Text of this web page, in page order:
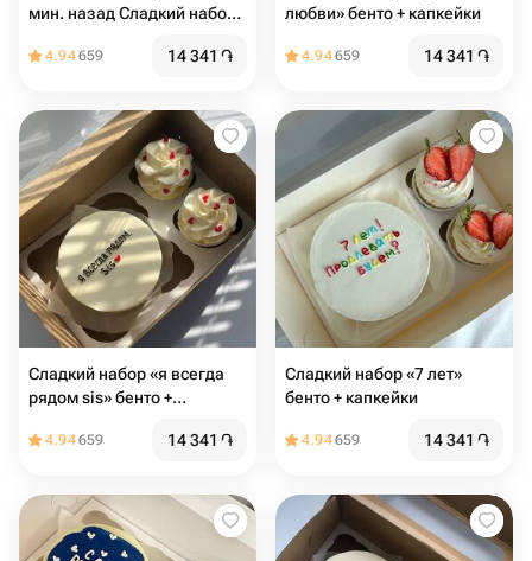
мин. назад Сладкий набор
4.94659 14 341 ֏
любви» бенто + капкейки
4.94659 14 341 ֏
Сладкий набор «я всегда
рядом sis» бенто +
4.94659 14 341 ֏
Сладкий набор «7 лет»
бенто + капкейки
4.94659 14 341 ֏